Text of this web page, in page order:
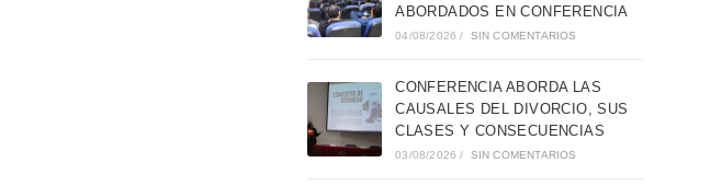
ABORDADOS EN CONFERENCIA
04/08/2026 / SIN COMENTARIOS
CONFERENCIA ABORDA LAS
CAUSALES DEL DIVORCIO, SUS
CLASES Y CONSECUENCIAS
03/08/2026 / SIN COMENTARIOS